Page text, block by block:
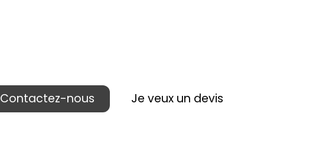
Contactez-nous Je veux un devis